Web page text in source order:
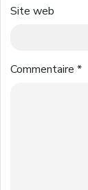
Site web
Commentaire *